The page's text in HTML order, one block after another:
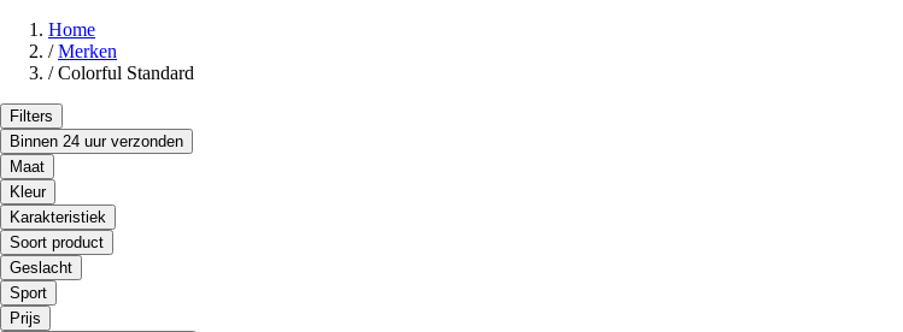
Home
/ Merken
/ Colorful Standard
Filters
Binnen 24 uur verzonden
Maat
Kleur
Karakteristiek
Soort product
Geslacht
Sport
Prijs